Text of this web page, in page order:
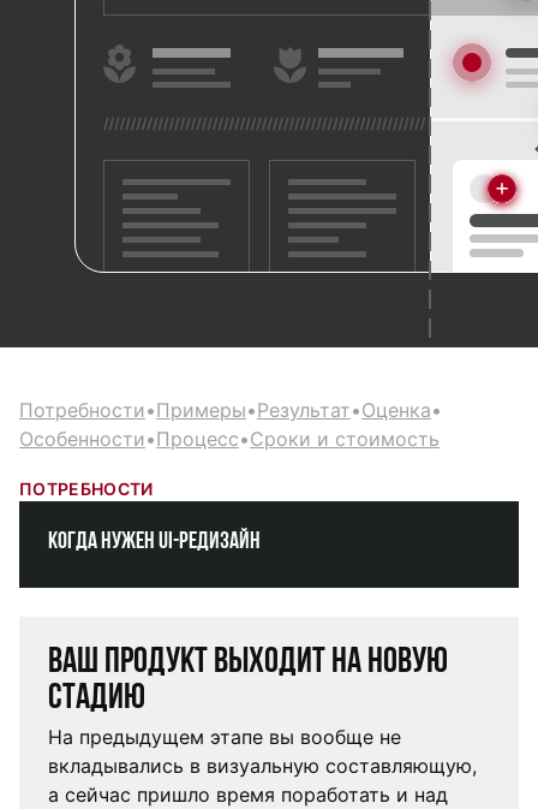
Потребности•Примеры•Результат•Оценка•
Особенности•Процесс•Сроки и стоимость
ПОТРЕБНОСТИ
Когда нужен UI-редизайн
Ваш продукт выходит на новую
стадию
На предыдущем этапе вы вообще не
вкладывались в визуальную составляющую,
а сейчас пришло время поработать и над